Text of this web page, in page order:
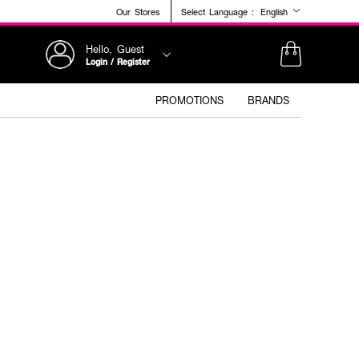
Our Stores Select Language : English
Hello, Guest
Login / Register
PROMOTIONS BRANDS